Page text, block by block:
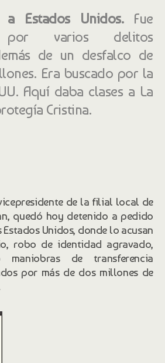
a Estados Unidos. Fue
por varios delitos
de un desfalco de
Era buscado por la
Aquí daba clases a La
Cristina.
de la filial local de
quedó hoy detenido a pedido
Unidos, donde lo acusan
robo de identidad agravado,
de transferencia
por más de dos millones de